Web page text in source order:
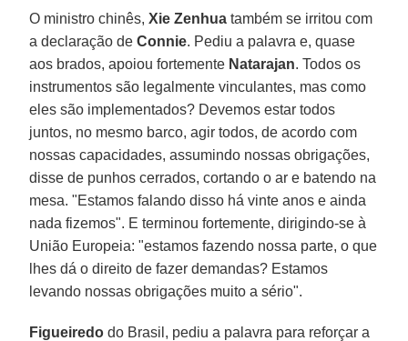
O ministro chinês, Xie Zenhua também se irritou com
a declaração deConnie. Pediu a palavra e, quase
aos brados, apoiou fortemente Natarajan. Todos os
instrumentos são legalmente vinculantes, mas como
eles são implementados? Devemos estar todos
juntos, no mesmo barco, agir todos, de acordo com
nossas capacidades, assumindo nossas obrigações,
disse de punhos cerrados, cortando o ar e batendo na
mesa. "Estamos falando disso há vinte anos e ainda
nada fizemos". E terminou fortemente, dirigindo-se à
União Europeia: "estamos fazendo nossa parte, o que
lhes dá o direito de fazer demandas? Estamos
levando nossas obrigações muito a sério".
Figueiredodo Brasil, pediu a palavra para reforçar a